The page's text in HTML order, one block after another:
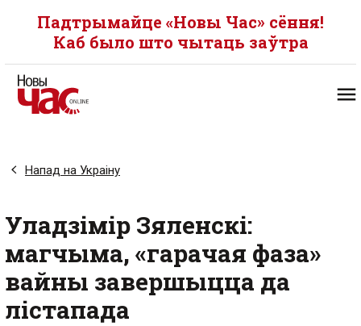
Падтрымайце «Новы Час» сёння!
Каб было што чытаць заўтра
Напад на Украіну
Уладзімір Зяленскі:
магчыма, «гарачая фаза»
вайны завершыцца да
лістапада